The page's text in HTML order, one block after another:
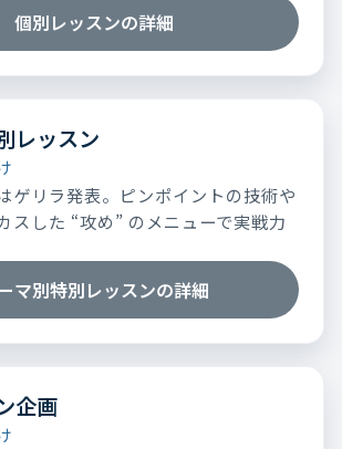
個別レッスンの詳細
レッスン
ゲリラ発表。ピンポイントの技術や
スした “攻め” のメニューで実戦力
マ別特別レッスンの詳細
企画